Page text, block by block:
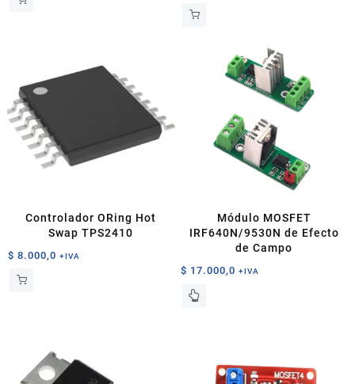
Controlador ORing Hot
Swap TPS2410
$ 8.000,0 +IVA
Módulo MOSFET
IRF640N/9530N de Efecto
de Campo
$ 17.000,0 +IVA
Este